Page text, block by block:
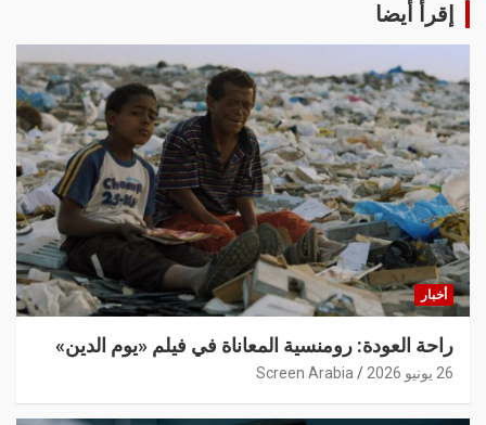
إقرأ أيضا
أخبار
راحة العودة: رومنسية المعاناة في فيلم «يوم الدين»
26 يونيو 2026 Screen Arabia